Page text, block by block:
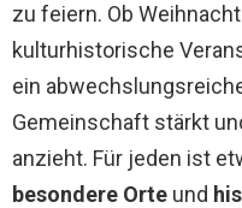
zu feiern. Ob
kulturhistorische
ein
Gemeinschaft stärkt
anzieht. Für jeden ist
besondere Orte und